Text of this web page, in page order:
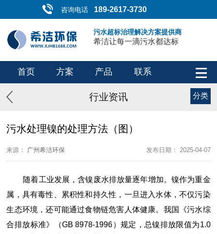
咨询电话 189-2617-3730
污水超标治理解决方案提供商
希洁让每一滴污水都达标
首页 方案 产品 联系
行业资讯 分类
污水处理镍的处理方法（图）
来源： 广州希洁环保 发布日期： 2025-04-07
随着工业发展，含镍废水排放量逐年增加。镍作为重金
属，具有毒性、累积性和持久性，一旦进入水体，不仅污染
生态环境，还可能通过食物链危害人体健康。我国《污水综
合排放标准》（GB 8978-1996）规定，总镍排放限值为1.0